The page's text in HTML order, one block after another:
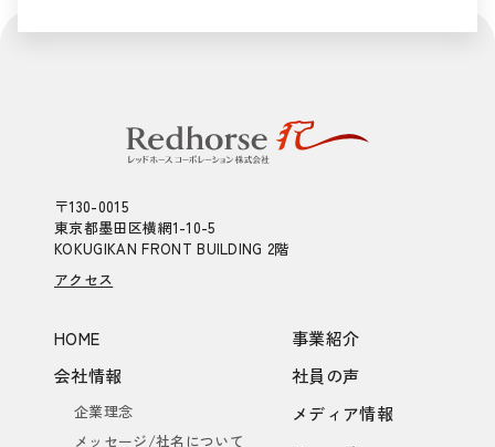
〒130-0015
東京都墨田区横網1-10-5
KOKUGIKAN FRONT BUILDING 2階
アクセス
HOME
会社情報
企業理念
メッセージ/社名について
事業紹介
社員の声
メディア情報